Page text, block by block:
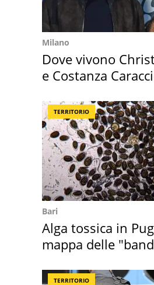
Milano
Dove vivono
e Costanza
TERRITORIO
Bari
Alga tossica in
mappa delle
TERRITORIO